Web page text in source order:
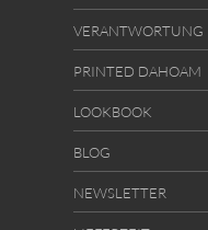
VERANTWORTUNG
PRINTED DAHOAM
LOOKBOOK
BLOG
NEWSLETTER